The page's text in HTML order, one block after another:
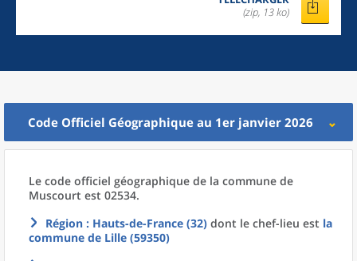
(zip, 13 ko)
Code Officiel Géographique au 1er janvier 2026
Le code officiel géographique de la commune de
Muscourt est 02534.
Région : Hauts-de-France (32) dont le chef-lieu est la
commune de Lille (59350)